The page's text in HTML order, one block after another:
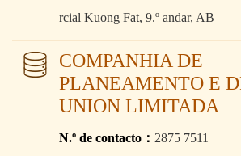
rcial Kuong Fat, 9.º andar, AB
COMPANHIA DE
PLANEAMENTO E
UNION LIMITADA
N.º de contacto： 2875 7511